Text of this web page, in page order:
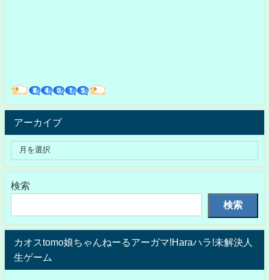
アーカイブ
検索
検索
カオスtomo娘ちゃんねーるアーガマ!Haraハラ!未解決人
生ゲーム